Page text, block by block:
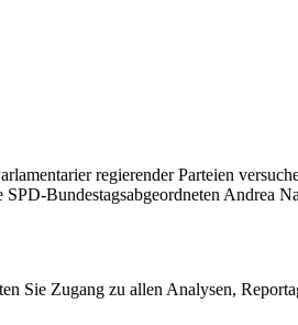
regierender Parteien
Bundestagsabgeordneten Andrea
Sie Zugang zu allen Analysen,